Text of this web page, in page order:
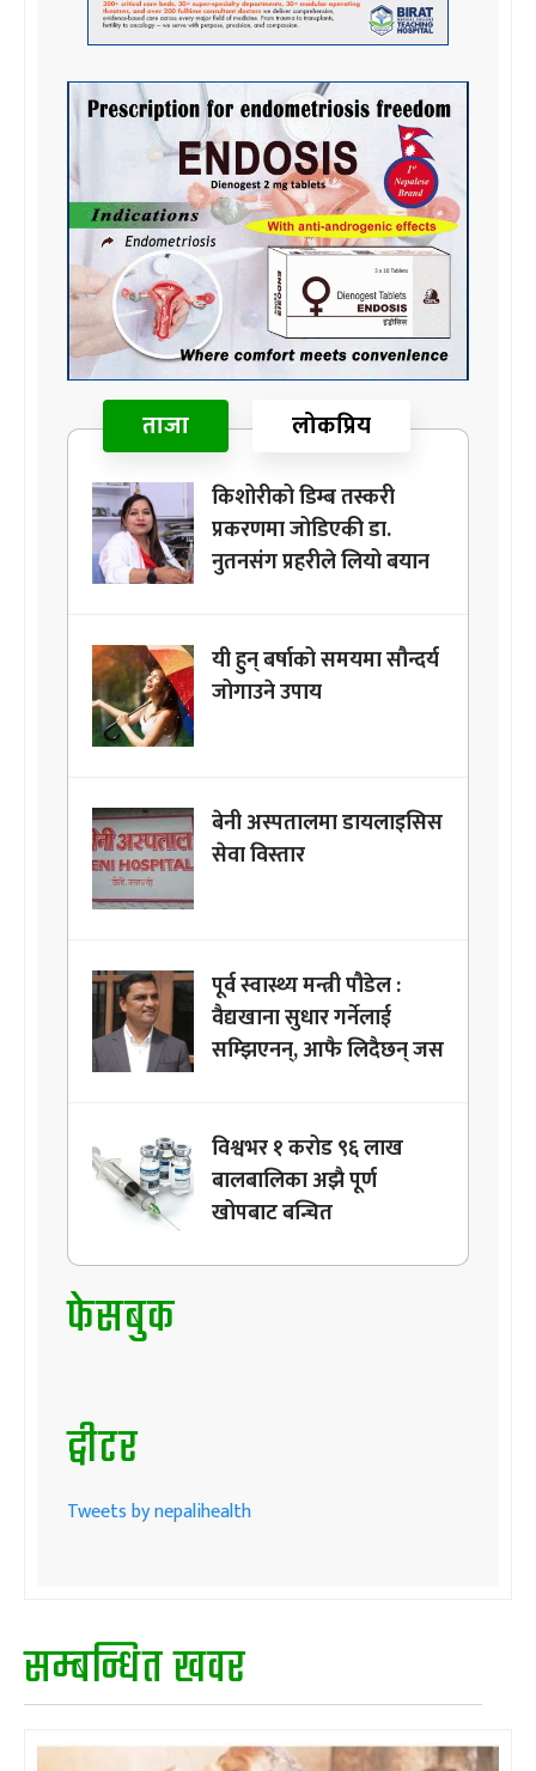
ताजा लोकप्रिय
किशोरीको डिम्ब तस्करी
प्रकरणमा जोडिएकी डा.
नुतनसंग प्रहरीले लियो बयान
यी हुन् बर्षाको समयमा सौन्दर्य
जोगाउने उपाय
बेनी अस्पतालमा डायलाइसिस
सेवा विस्तार
पूर्व स्वास्थ्य मन्त्री पौडेल :
वैद्यखाना सुधार गर्नेलाई
सम्झिएनन्, आफै लिदैछन् जस
विश्वभर १ करोड ९६ लाख
बालबालिका अझै पूर्ण
खोपबाट बन्चित
फेसबुक
ट्वीटर
Tweets by nepalihealth
सम्बन्धित खवर